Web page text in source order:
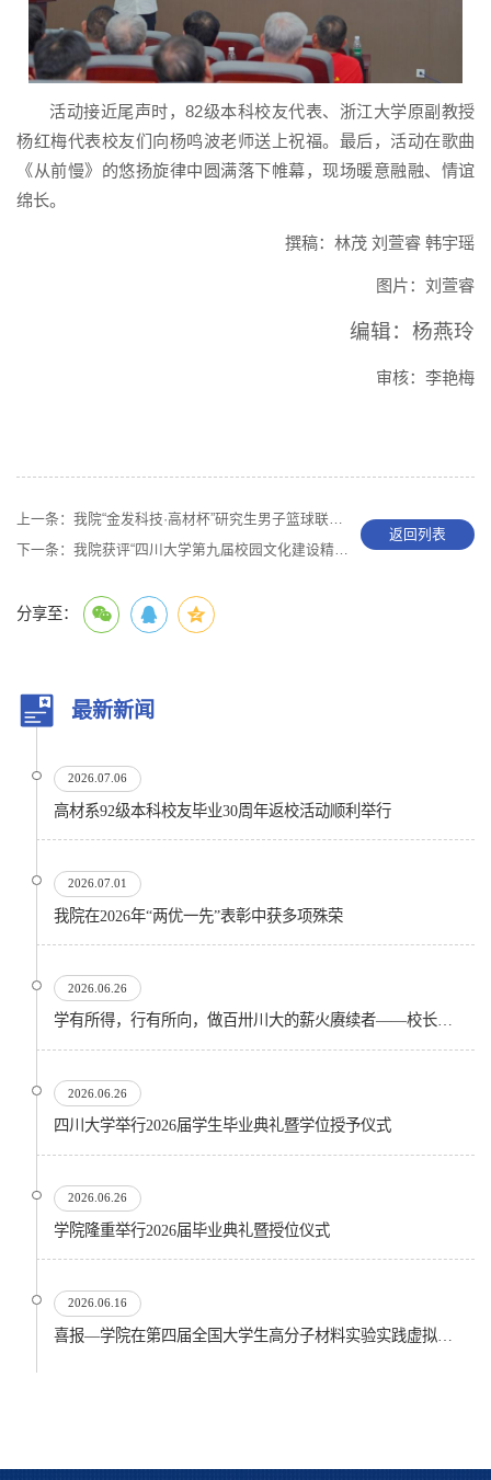
活动接近尾声时，82级本科校友代表、浙江大学原副教授
杨红梅代表校友们向杨鸣波老师送上祝福。最后，活动在歌曲
《从前慢》的悠扬旋律中圆满落下帷幕，现场暖意融融、情谊
绵长。
撰稿：林茂 刘萱睿 韩宇瑶
图片：刘萱睿
编辑：杨燕玲
审核：李艳梅
上一条： 我院“金发科技·高材杯”研究生男子篮球联赛圆满举行
下一条： 我院获评“四川大学第九届校园文化建设精品项目”
返回列表
分享至：
最新新闻
2026.07.06
高材系92级本科校友毕业30周年返校活动顺利举行
2026.07.01
我院在2026年“两优一先”表彰中获多项殊荣
2026.06.26
学有所得，行有所向，做百卅川大的薪火赓续者——校长汪劲松在四川大学2026届学生毕业典礼上的...
2026.06.26
四川大学举行2026届学生毕业典礼暨学位授予仪式
2026.06.26
​学院隆重举行2026届毕业典礼暨授位仪式
2026.06.16